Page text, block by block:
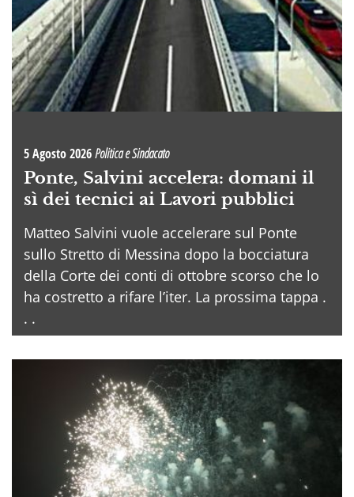
5 Agosto 2026Politica e Sindacato
Ponte, Salvini accelera: domani il
sì dei tecnici ai Lavori pubblici
Matteo Salvini vuole accelerare sul Ponte
sullo Stretto di Messina dopo la bocciatura
della Corte dei conti di ottobre scorso che lo
ha costretto a rifare l’iter. La prossima tappa .
. .